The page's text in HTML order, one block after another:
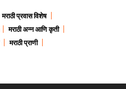
मराठी प्रवास विशेष
मराठी अन्न आणि कृती
मराठी प्राणी